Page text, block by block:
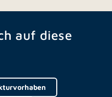
auf diese